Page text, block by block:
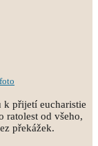
přijetí eucharistie
ratolest od všeho,
překážek.